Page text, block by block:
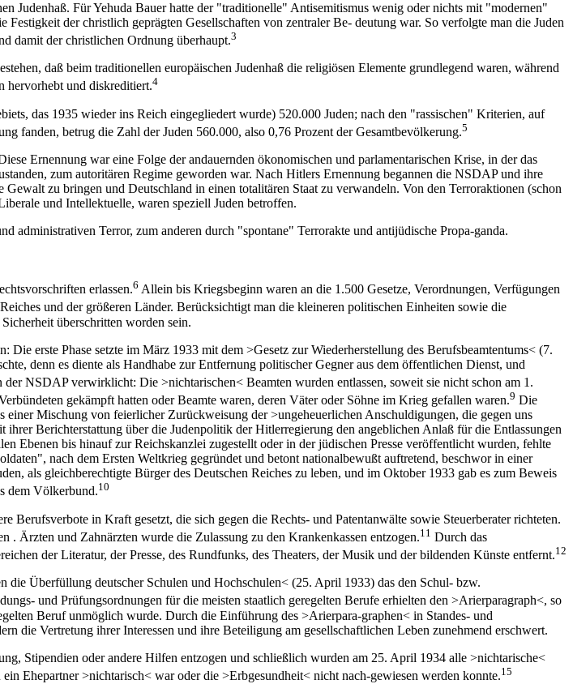
Judenhaß. Für Yehuda Bauer hatte der "traditionelle" Antisemitismus wenig oder nichts mit "modernen"
der christlich geprägten Gesellschaften von zentraler Be- deutung war. So verfolgte man die Juden
damit der christlichen Ordnung überhaupt.3
daß beim traditionellen europäischen Judenhaß die religiösen Elemente grundlegend waren, während
hervorhebt und diskreditiert.4
das 1935 wieder ins Reich eingegliedert wurde) 520.000 Juden; nach den "rassischen" Kriterien, auf
fanden, betrug die Zahl der Juden 560.000, also 0,76 Prozent der Gesamtbevölkerung.5
Ernennung war eine Folge der andauernden ökonomischen und parlamentarischen Krise, in der das
zum autoritären Regime geworden war. Nach Hitlers Ernennung begannen die NSDAP und ihre
zu bringen und Deutschland in einen totalitären Staat zu verwandeln. Von den Terroraktionen (schon
und Intellektuelle, waren speziell Juden betroffen.
Terror, zum anderen durch "spontane" Terrorakte und antijüdische Propa-ganda.
erlassen.6 Allein bis Kriegsbeginn waren an die 1.500 Gesetze, Verordnungen, Verfügungen
und der größeren Länder. Berücksichtigt man die kleineren politischen Einheiten sowie die
überschritten worden sein.
erste Phase setzte im März 1933 mit dem >Gesetz zur Wiederherstellung des Berufsbeamtentums< (7.
denn es diente als Handhabe zur Entfernung politischer Gegner aus dem öffentlichen Dienst, und
NSDAP verwirklicht: Die >nichtarischen< Beamten wurden entlassen, soweit sie nicht schon am 1.
gekämpft hatten oder Beamte waren, deren Väter oder Söhne im Krieg gefallen waren.9 Die
Mischung von feierlicher Zurückweisung der >ungeheuerlichen Anschuldigungen, die gegen uns
ihrer Berichterstattung über die Judenpolitik der Hitlerregierung den angeblichen Anlaß für die Entlassungen
Ebenen bis hinauf zur Reichskanzlei zugestellt oder in der jüdischen Presse veröffentlicht wurden, fehlte
nach dem Ersten Weltkrieg gegründet und betont nationalbewußt auftretend, beschwor in einer
als gleichberechtigte Bürger des Deutschen Reiches zu leben, und im Oktober 1933 gab es zum Beweis
dem Völkerbund.10
in Kraft gesetzt, die sich gegen die Rechts- und Patentanwälte sowie Steuerberater richteten.
Ärzten und Zahnärzten wurde die Zulassung zu den Krankenkassen entzogen.11 Durch das
der Literatur, der Presse, des Rundfunks, des Theaters, der Musik und der bildenden Künste entfernt.12
die Überfüllung deutscher Schulen und Hochschulen< (25. April 1933) das den Schul- bzw.
und Prüfungsordnungen für die meisten staatlich geregelten Berufe erhielten den >Arierparagraph<, so
Beruf unmöglich wurde. Durch die Einführung des >Arierpara-graphen< in Standes- und
die Vertretung ihrer Interessen und ihre Beteiligung am gesellschaftlichen Leben zunehmend erschwert.
Stipendien oder andere Hilfen entzogen und schließlich wurden am 25. April 1934 alle >nichtarische<
Ehepartner >nichtarisch< war oder die >Erbgesundheit< nicht nach-gewiesen werden konnte.15